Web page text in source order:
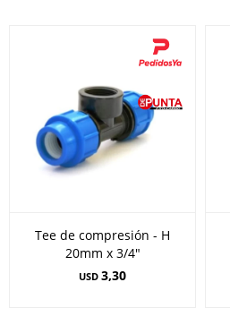
Tee de compresión - H
20mm x 3/4"
USD 3,30